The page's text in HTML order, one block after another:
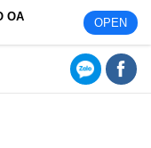
OA OPEN